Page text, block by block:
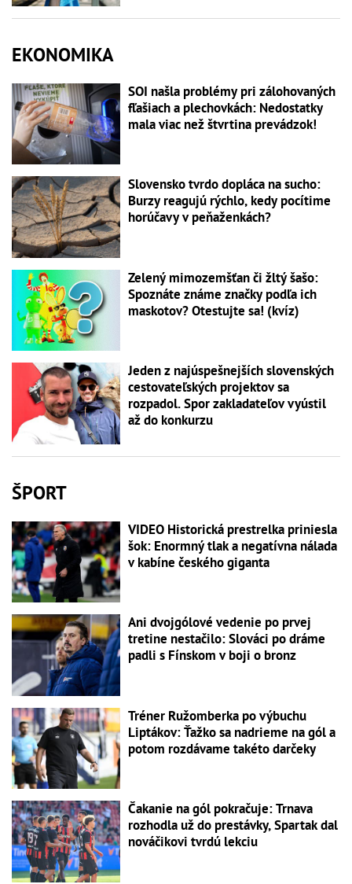
EKONOMIKA
SOI našla problémy pri zálohovaných
fľašiach a plechovkách: Nedostatky
mala viac než štvrtina prevádzok!
Slovensko tvrdo dopláca na sucho:
Burzy reagujú rýchlo, kedy pocítime
horúčavy v peňaženkách?
Zelený mimozemšťan či žltý šašo:
Spoznáte známe značky podľa ich
maskotov? Otestujte sa! (kvíz)
Jeden z najúspešnejších slovenských
cestovateľských projektov sa
rozpadol. Spor zakladateľov vyústil
až do konkurzu
ŠPORT
VIDEO Historická prestrelka priniesla
šok: Enormný tlak a negatívna nálada
v kabíne českého giganta
Ani dvojgólové vedenie po prvej
tretine nestačilo: Slováci po dráme
padli s Fínskom v boji o bronz
Tréner Ružomberka po výbuchu
Liptákov: Ťažko sa nadrieme na gól a
potom rozdávame takéto darčeky
Čakanie na gól pokračuje: Trnava
rozhodla už do prestávky, Spartak dal
nováčikovi tvrdú lekciu